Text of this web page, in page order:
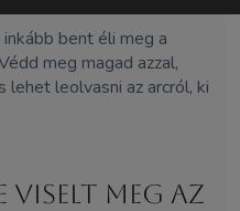
bent éli meg a
meg magad azzal,
lehet leolvasni az arcról, ki
viselt meg az